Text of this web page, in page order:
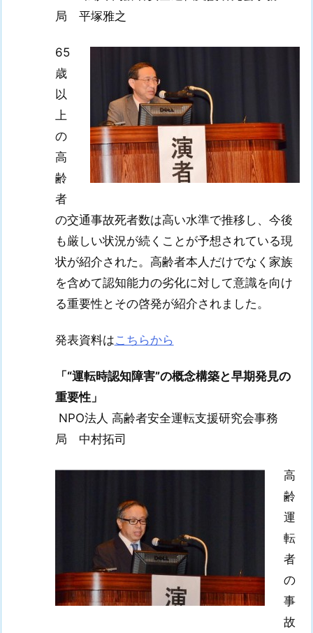
局 平塚雅之
65
歳
以
上
の
高
齢
者
の交通事故死者数は高い水準で推移し、今後
も厳しい状況が続くことが予想されている現
状が紹介された。高齢者本人だけでなく家族
を含めて認知能力の劣化に対して意識を向け
る重要性とその啓発が紹介されました。
発表資料はこちらから
「“運転時認知障害”の概念構築と早期発見の
重要性」
NPO法人 高齢者安全運転支援研究会事務
局 中村拓司
高
齢
運
転
者
の
事
故